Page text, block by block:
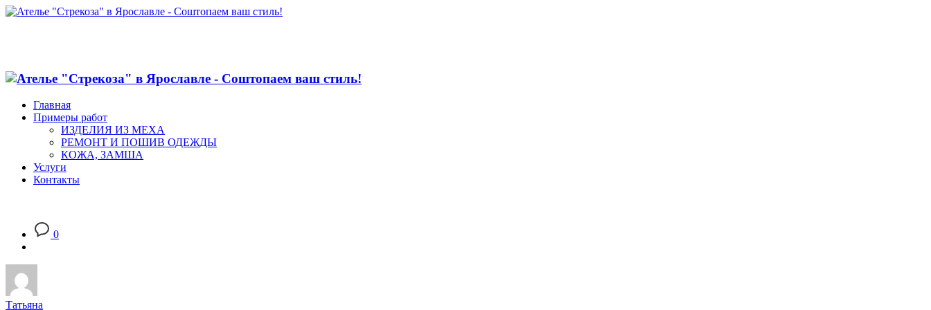
Главная
Примеры работ
ИЗДЕЛИЯ ИЗ МЕХА
РЕМОНТ И ПОШИВ ОДЕЖДЫ
КОЖА, ЗАМША
Услуги
Контакты
0
Татьяна